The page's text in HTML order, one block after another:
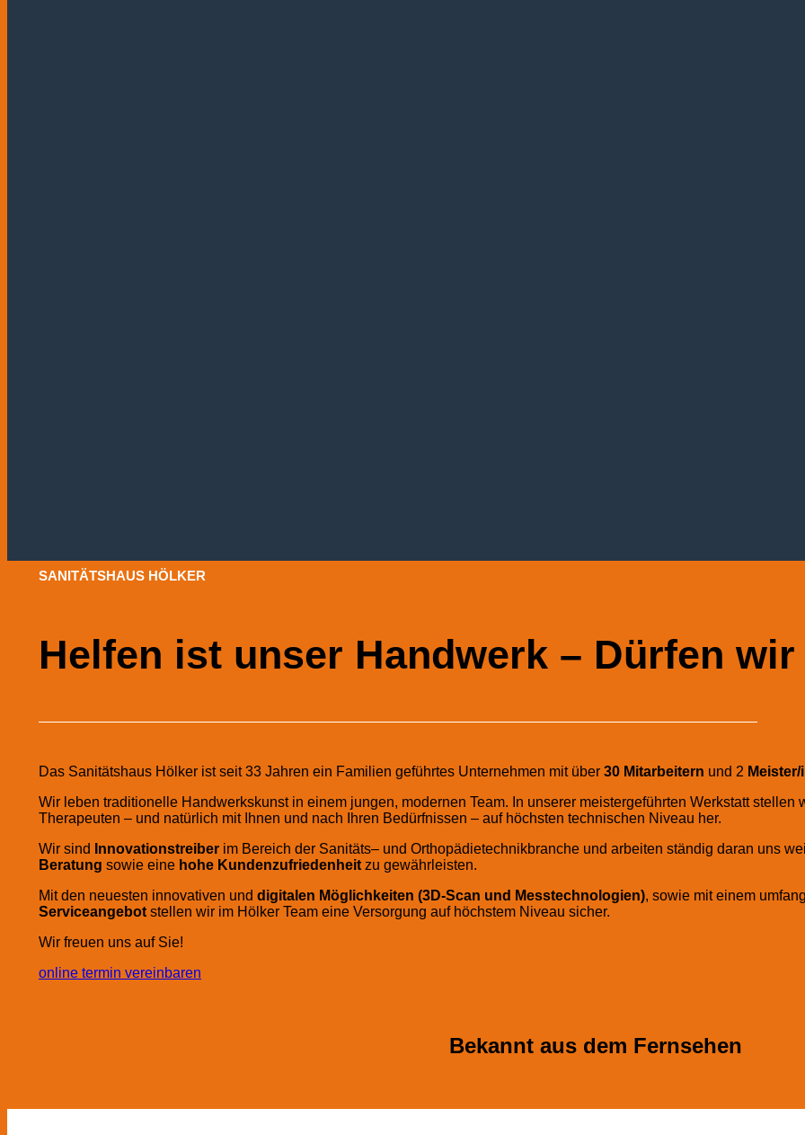
SANITÄTSHAUS HÖLKER
Helfen ist unser Handwerk – Dürfen
Das Sanitätshaus Hölker ist seit 33 Jahren ein Familien geführtes Unternehmen mit über 30 Mitarbeitern und 2
Wir leben traditionelle Handwerkskunst in einem jungen, modernen Team. In unserer meistergeführten Werkstatt
Therapeuten – und natürlich mit Ihnen und nach Ihren Bedürfnissen – auf höchsten technischen Niveau her.
Wir sind
Innovationstreiber im Bereich der Sanitäts– und Orthopädietechnikbranche und arbeiten ständig daran uns
Beratung sowie eine hohe Kundenzufriedenheitzu gewährleisten.
Mit den neuesten innovativen und digitalen Möglichkeiten (3D-Scan und Messtechnologien), sowie mit einem
Serviceangebotstellen wir im Hölker Team eine Versorgung auf höchstem Niveau sicher.
Wir freuen uns auf Sie!
online termin vereinbaren
Bekannt aus dem Fernsehen